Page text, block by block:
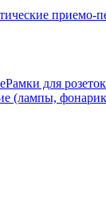
приемо-
Рамки для
(лампы,